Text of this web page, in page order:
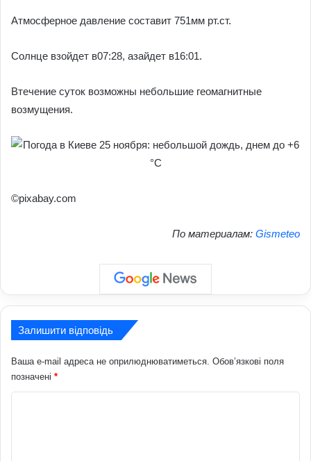
Атмосферное давление составит 751мм рт.ст.
Солнце взойдет в07:28, азайдет в16:01.
Втечение суток возможны небольшие геомагнитные
возмущения.
©pixabay.com
По материалам: Gismeteo
Залишити відповідь
Ваша e-mail адреса не оприлюднюватиметься. Обов’язкові поля
позначені *